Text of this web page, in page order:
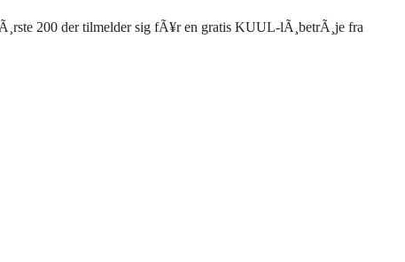
200 der tilmelder sig fÃ¥r en gratis KUUL-lÃ¸betrÃ¸je fra